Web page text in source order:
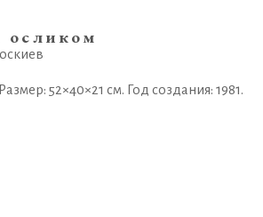
осликом
52×40×21 см. Год создания: 1981.